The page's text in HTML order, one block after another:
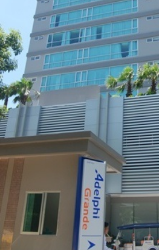
に
移
動
し
ま
す
。
フ
ッ
タ
に
し